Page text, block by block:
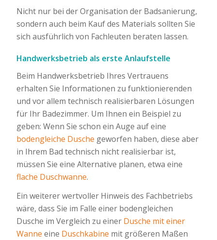
Nicht nur bei der Organisation der Badsanierung,
sondern auch beim Kauf des Materials sollten Sie
sich ausführlich von Fachleuten beraten lassen.
Handwerksbetrieb als erste Anlaufstelle
Beim Handwerksbetrieb Ihres Vertrauens
erhalten Sie Informationen zu funktionierenden
und vor allem technisch realisierbaren Lösungen
für Ihr Badezimmer. Um Ihnen ein Beispiel zu
geben: Wenn Sie schon ein Auge auf eine
bodengleiche Dusche geworfen haben, diese aber
in Ihrem Bad technisch nicht realisierbar ist,
müssen Sie eine Alternative planen, etwa eine
flache Duschwanne.
Ein weiterer wertvoller Hinweis des Fachbetriebs
wäre, dass Sie im Falle einer bodengleichen
Dusche im Vergleich zu einer Dusche mit einer
Wanne eine Duschkabine mit größeren Maßen